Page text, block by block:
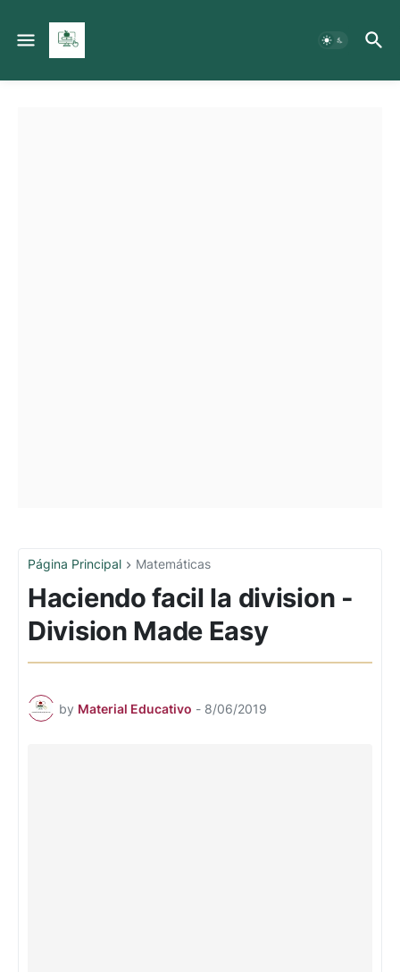
Página Principal Matemáticas
Haciendo facil la division -
Division Made Easy
by Material Educativo - 8/06/2019